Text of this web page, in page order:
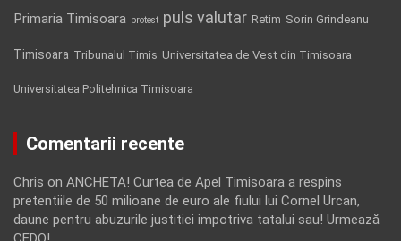
Primaria Timisoara protest puls valutar Retim Sorin Grindeanu
Timisoara Tribunalul Timis Universitatea de Vest din Timisoara
Universitatea Politehnica Timisoara
Comentarii recente
Chris on ANCHETA! Curtea de Apel Timisoara a respins
pretentiile de 50 milioane de euro ale fiului lui Cornel Urcan,
daune pentru abuzurile justitiei impotriva tatalui sau! Urmează